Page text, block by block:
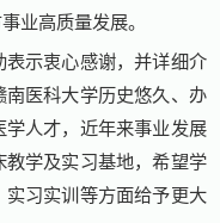
业高质量发展。
表示衷心感谢，并详细介
医科大学历史悠久、办
人才，近年来事业发展
学及实习基地，希望学
习实训等方面给予更大